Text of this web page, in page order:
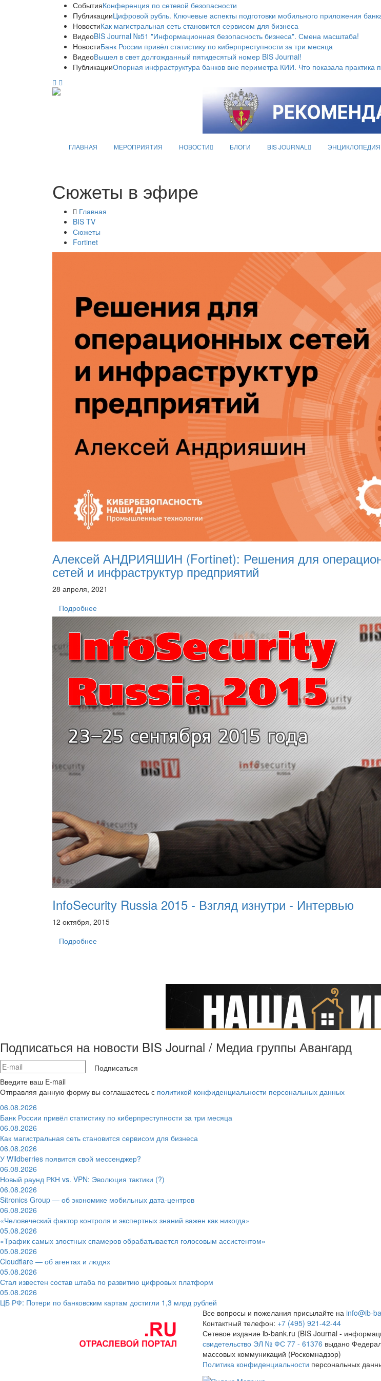
СобытияКонференция по сетевой безопасности
ПубликацииЦифровой рубль. Ключевые аспекты подготовки мобильного приложения
НовостиКак магистральная сеть становится сервисом для бизнеса
ВидеоBIS Journal №51 "Информационная безопасность бизнеса". Смена масштаба!
НовостиБанк России привёл статистику по киберпреступности за три месяца
ВидеоВышел в свет долгожданный пятидесятый номер BIS Journal!
ПубликацииОпорная инфраструктура банков вне периметра КИИ. Что показала практика
ГЛАВНАЯ МЕРОПРИЯТИЯ НОВОСТИ БЛОГИ BIS JOURNAL
Сюжеты в эфире
Главная
BIS TV
Сюжеты
Fortinet
Алексей АНДРИЯШИН (Fortinet): Решения для
сетей и инфраструктур предприятий
28 апреля, 2021
Подробнее
InfoSecurity Russia 2015 - Взгляд изнутри - Интервью
12 октября, 2015
Подробнее
Подписаться на новости BIS Journal / Медиа группы Авангард
Подписаться
Введите ваш E-mail
Отправляя данную форму вы соглашаетесь с политикой конфиденциальности персональных данных
06.08.2026
Банк России привёл статистику по киберпреступности за три месяца
06.08.2026
Как магистральная сеть становится сервисом для бизнеса
06.08.2026
У Wildberries появится свой мессенджер?
06.08.2026
Новый раунд РКН vs. VPN: Эволюция тактики (?)
06.08.2026
Sitronics Group — об экономике мобильных дата-центров
06.08.2026
«Человеческий фактор контроля и экспертных знаний важен как никогда»
05.08.2026
«Трафик самых злостных спамеров обрабатывается голосовым ассистентом»
05.08.2026
Cloudflare — об агентах и людях
05.08.2026
Стал известен состав штаба по развитию цифровых платформ
05.08.2026
ЦБ РФ: Потери по банковским картам достигли 1,3 млрд рублей
Все вопросы и пожелания присылайте на info@ib-
Контактный телефон: +7 (495) 921-42-44
Сетевое издание ib-bank.ru (BIS Journal -
свидетельство ЭЛ № ФС 77 - 61376 выдано
массовых коммуникаций (Роскомнадзор)
Политика конфиденциальности персональных